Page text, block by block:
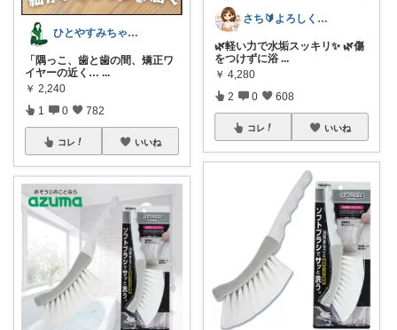
ひとやすみちゃん＊シンプルひとり暮らし
「隅っこ、歯と歯の間、矯正ワ
イヤーの近く… ...
￥ 2,240
1 0 782
コレ いいね
さち🔰よろしくお願いします💗
🌿軽い力で水垢スッキリ✨ 🌿傷
をつけずに浴 ...
￥ 4,280
2 0 608
コレ いいね